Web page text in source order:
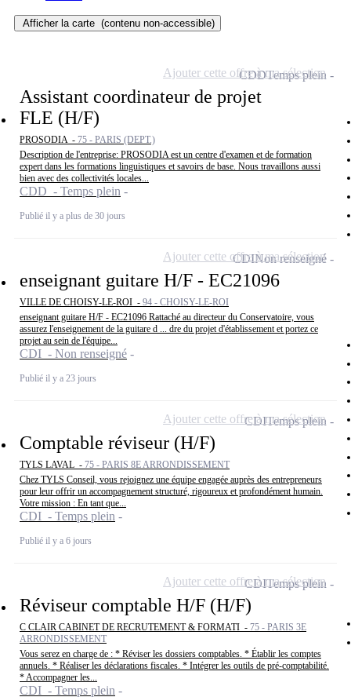
Afficher la carte (contenu non-accessible)
Assistant coordinateur de projet
FLE (H/F)
PROSODIA - 75 - PARIS (DEPT.)
Description de l'entreprise: PROSODIA est un centre d'examen et de formation
expert dans les formations linguistiques et savoirs de base. Nous travaillons aussi
bien avec des collectivités locales...
CDD - Temps plein
Publié il y a plus de 30 jours
CDDTemps plein
Ajouter cette offre à ma sélection
enseignant guitare H/F - EC21096
VILLE DE CHOISY-LE-ROI - 94 - CHOISY-LE-ROI
enseignant guitare H/F - EC21096 Rattaché au directeur du Conservatoire, vous
assurez l'enseignement de la guitare d ... dre du projet d'établissement et portez ce
projet au sein de l'équipe...
CDI - Non renseigné
Publié il y a 23 jours
CDINon renseigné
Ajouter cette offre à ma sélection
Comptable réviseur (H/F)
TYLS LAVAL - 75 - PARIS 8E ARRONDISSEMENT
Chez TYLS Conseil, vous rejoignez une équipe engagée auprès des entrepreneurs
pour leur offrir un accompagnement structuré, rigoureux et profondément humain.
Votre mission : En tant que...
CDI - Temps plein
Publié il y a 6 jours
CDITemps plein
Ajouter cette offre à ma sélection
Réviseur comptable H/F (H/F)
C CLAIR CABINET DE RECRUTEMENT & FORMATI - 75 - PARIS 3E
ARRONDISSEMENT
Vous serez en charge de : * Réviser les dossiers comptables. * Établir les comptes
annuels. * Réaliser les déclarations fiscales. * Intégrer les outils de pré-comptabilité.
* Accompagner les...
CDI - Temps plein
CDITemps plein
Ajouter cette offre à ma sélection